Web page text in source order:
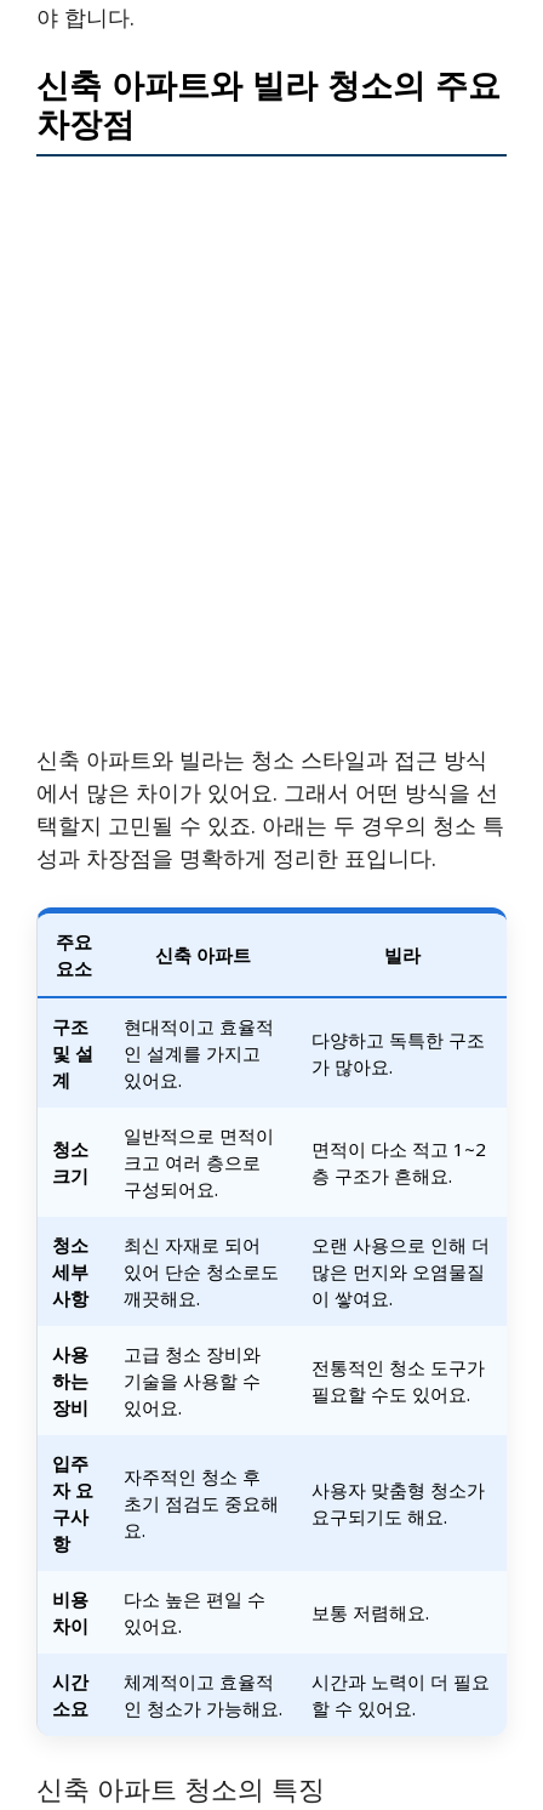
야 합니다.
신축 아파트와 빌라 청소의 주요
차장점
신축 아파트와 빌라는 청소 스타일과 접근 방식
에서 많은 차이가 있어요. 그래서 어떤 방식을 선
택할지 고민될 수 있죠. 아래는 두 경우의 청소 특
성과 차장점을 명확하게 정리한 표입니다.
주요
요소
신축 아파트 빌라
구조
및 설
계
현대적이고 효율적
인 설계를 가지고
있어요.
다양하고 독특한 구조
가 많아요.
청소
크기
일반적으로 면적이
크고 여러 층으로
구성되어요.
면적이 다소 적고 1~2
층 구조가 흔해요.
청소
세부
사항
최신 자재로 되어
있어 단순 청소로도
깨끗해요.
오랜 사용으로 인해 더
많은 먼지와 오염물질
이 쌓여요.
사용
하는
장비
고급 청소 장비와
기술을 사용할 수
있어요.
전통적인 청소 도구가
필요할 수도 있어요.
입주
자 요
구사
항
자주적인 청소 후
초기 점검도 중요해
요.
사용자 맞춤형 청소가
요구되기도 해요.
비용
차이
다소 높은 편일 수
있어요.
보통 저렴해요.
시간
소요
체계적이고 효율적
인 청소가 가능해요.
시간과 노력이 더 필요
할 수 있어요.
신축 아파트 청소의 특징